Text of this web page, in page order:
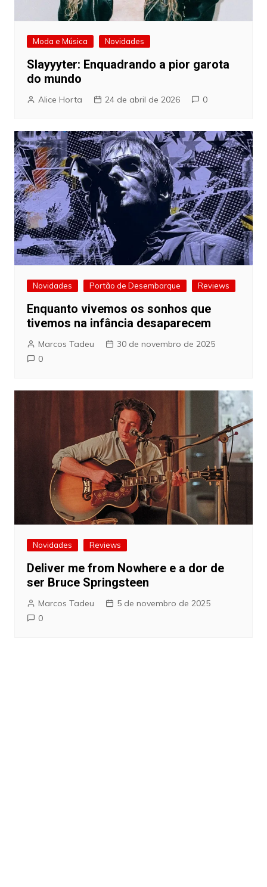
Moda e Música Novidades
Slayyyter: Enquadrando a pior garota
do mundo
Alice Horta 24 de abril de 2026 0
Novidades Portão de Desembarque Reviews
Enquanto vivemos os sonhos que
tivemos na infância desaparecem
Marcos Tadeu
30 de novembro de 2025
0
Novidades Reviews
Deliver me from Nowhere e a dor de
ser Bruce Springsteen
Marcos Tadeu
5 de novembro de 2025
0